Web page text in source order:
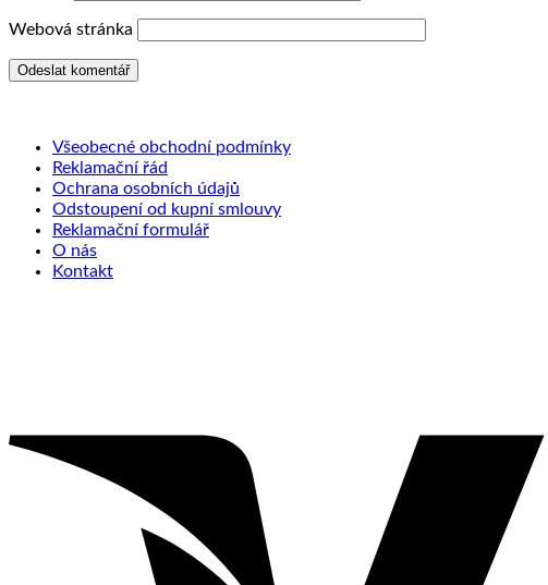
Webová stránka
Všeobecné obchodní podmínky
Reklamační řád
Ochrana osobních údajů
Odstoupení od kupní smlouvy
Reklamační formulář
O nás
Kontakt